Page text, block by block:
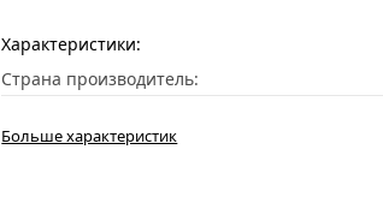
Характеристики:
Страна производитель:
Больше характеристик